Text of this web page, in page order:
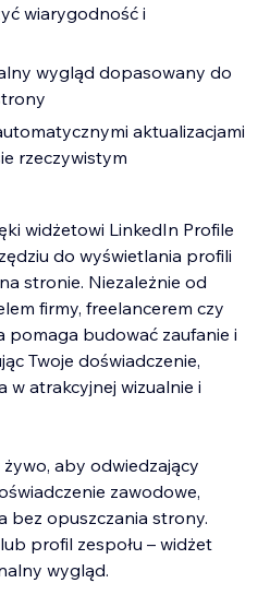
wiarygodność i
wygląd dopasowany do
aktualizacjami
rzeczywistym
widżetowi LinkedIn Profile
do wyświetlania profili
stronie. Niezależnie od
firmy, freelancerem czy
pomaga budować zaufanie i
Twoje doświadczenie,
w atrakcyjnej wizualnie i
aby odwiedzający
zawodowe,
bez opuszczania strony.
profil zespołu – widżet
wygląd.